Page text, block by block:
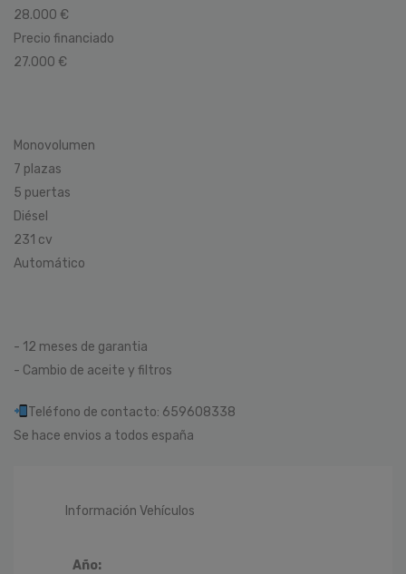
28.000 €
Precio financiado
27.000 €
Monovolumen
7 plazas
5 puertas
Diésel
231 cv
Automático
- 12 meses de garantia
- Cambio de aceite y filtros
Teléfono de contacto: 659608338
Se hace envios a todos españa
Información Vehículos
Año: